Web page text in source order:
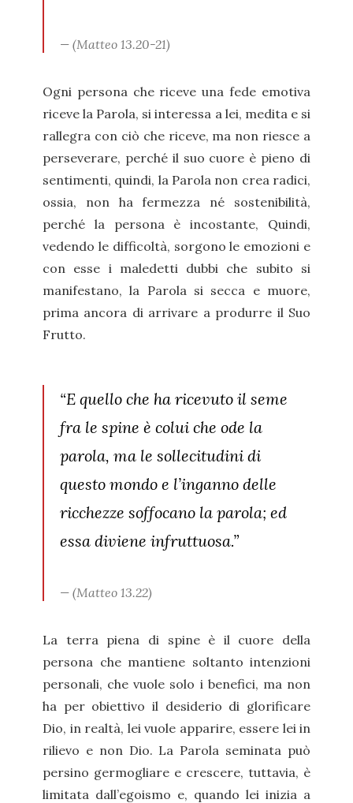
(Matteo 13.20-21)
Ogni persona che riceve una fede emotiva
riceve la Parola, si interessa a lei, medita e si
rallegra con ciò che riceve, ma non riesce a
perseverare, perché il suo cuore è pieno di
sentimenti, quindi, la Parola non crea radici,
ossia, non ha fermezza né sostenibilità,
perché la persona è incostante, Quindi,
vedendo le difficoltà, sorgono le emozioni e
con esse i maledetti dubbi che subito si
manifestano, la Parola si secca e muore,
prima ancora di arrivare a produrre il Suo
Frutto.
“E quello che ha ricevuto il seme
fra le spine è colui che ode la
parola, ma le sollecitudini di
questo mondo e l’inganno delle
ricchezze soffocano la parola; ed
essa diviene infruttuosa.”
(Matteo 13.22)
La terra piena di spine è il cuore della
persona che mantiene soltanto intenzioni
personali, che vuole solo i benefici, ma non
ha per obiettivo il desiderio di glorificare
Dio, in realtà, lei vuole apparire, essere lei in
rilievo e non Dio. La Parola seminata può
persino germogliare e crescere, tuttavia, è
limitata dall’egoismo e, quando lei inizia a